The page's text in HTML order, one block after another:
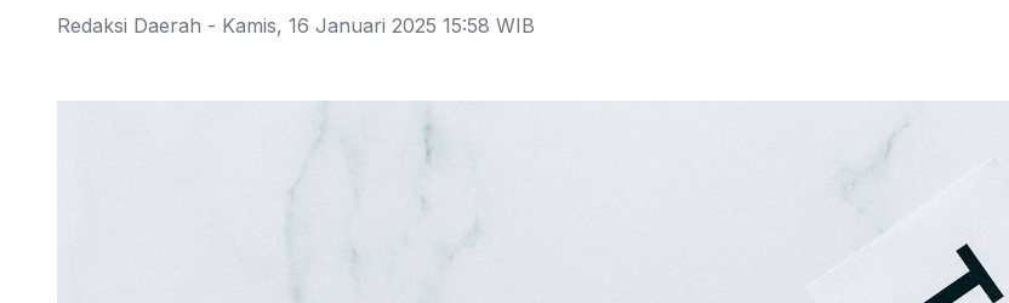
Redaksi Daerah - Kamis, 16 Januari 2025 15:58 WIB